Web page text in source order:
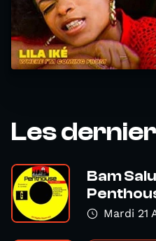
Les
Bam
Mardi 21